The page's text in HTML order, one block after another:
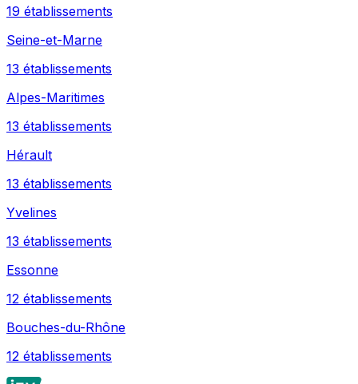
19 établissements
Seine-et-Marne
13 établissements
Alpes-Maritimes
13 établissements
Hérault
13 établissements
Yvelines
13 établissements
Essonne
12 établissements
Bouches-du-Rhône
12 établissements